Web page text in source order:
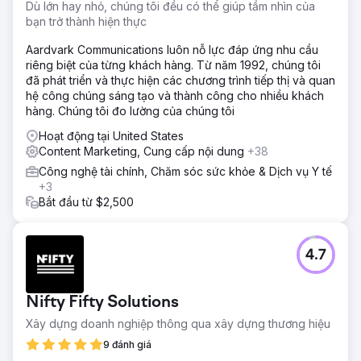
Dù lớn hay nhỏ, chúng tôi đều có thể giúp tầm nhìn của
bạn trở thành hiện thực
Aardvark Communications luôn nỗ lực đáp ứng nhu cầu
riêng biệt của từng khách hàng. Từ năm 1992, chúng tôi
đã phát triển và thực hiện các chương trình tiếp thị và quan
hệ công chúng sáng tạo và thành công cho nhiều khách
hàng. Chúng tôi đo lường của chúng tôi
Hoạt động tại United States
Content Marketing, Cung cấp nội dung +38
Công nghệ tài chính, Chăm sóc sức khỏe & Dịch vụ Y tế
+3
Bắt đầu từ $2,500
Nifty Fifty Solutions
Xây dựng doanh nghiệp thông qua xây dựng thương hiệu
9 đánh giá
4.7